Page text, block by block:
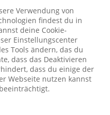
Verwendung von
findest du in
deine Cookie-
Einstellungscenter
Tools ändern, das du
dass das Deaktivieren
dass du einige der
Webseite nutzen kannst